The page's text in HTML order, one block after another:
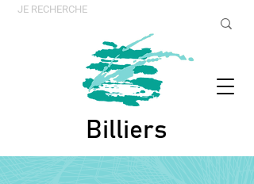
Billiers